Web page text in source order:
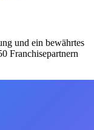
und ein bewährtes
Franchisepartnern